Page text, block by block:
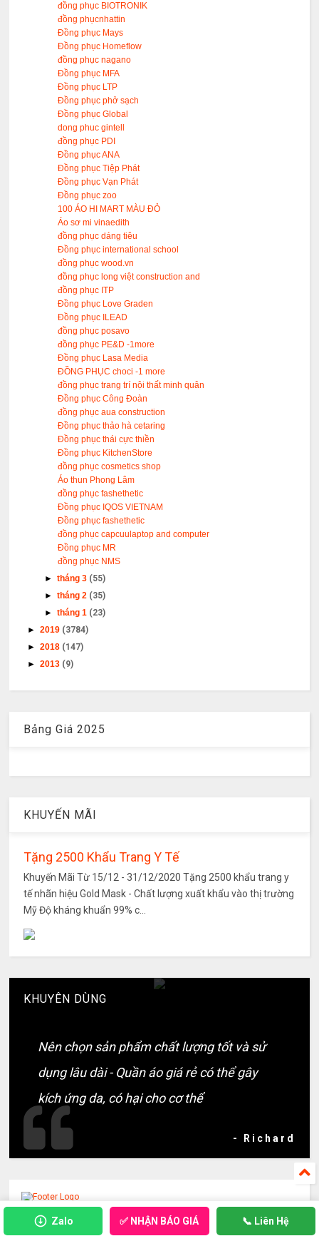
Zalo ✅ NHẬN BÁO GIÁ 📞 Liên Hệ
đồng phục BIOTRONIK
đồng phụcnhattin
Đồng phục Mays
Đồng phục Homeflow
đồng phục nagano
Đồng phục MFA
Đồng phục LTP
Đồng phục phở sạch
Đồng phục Global
dong phuc gintell
đồng phục PDI
Đồng phục ANA
Đồng phục Tiệp Phát
Đồng phục Vạn Phát
Đồng phục zoo
100 ÁO HI MART MÀU ĐỎ
Áo sơ mi vinaedith
đồng phục dáng tiêu
Đồng phục international school
đồng phục wood.vn
đồng phục long việt construction and
đồng phục ITP
Đồng phục Love Graden
Đồng phục ILEAD
đồng phục posavo
đồng phục PE&D -1more
Đồng phục Lasa Media
ĐỒNG PHỤC choci -1 more
đồng phục trang trí nội thất minh quân
Đồng phục Công Đoàn
đồng phục aua construction
Đồng phục thảo hà cetaring
Đồng phục thái cực thiền
Đồng phục KitchenStore
đồng phục cosmetics shop
Áo thun Phong Lâm
đồng phục fashethetic
Đồng phục IQOS VIETNAM
Đồng phục fashethetic
đồng phục capcuulaptop and computer
Đồng phục MR
đồng phục NMS
►tháng 3 (55)
►tháng 2 (35)
►tháng 1 (23)
►2019 (3784)
►2018 (147)
►2013 (9)
Bảng Giá 2025
KHUYẾN MÃI
Tặng 2500 Khẩu Trang Y Tế
Khuyến Mãi Từ 15/12 - 31/12/2020 Tặng 2500 khẩu trang y
tế nhãn hiệu Gold Mask - Chất lượng xuất khẩu vào thị trường
Mỹ Độ kháng khuẩn 99% c...
KHUYÊN DÙNG
Nên chọn sản phẩm chất lượng tốt và sử
dụng lâu dài - Quần áo giá rẻ có thể gây
kích ứng da, có hại cho cơ thể
- Richard
Công ty may đồng phục áo thun chuyên nghiệp
©2026In Áo Thun Đẹp - Công Ty May Đồng Phục Uy Tín Chất Lượng